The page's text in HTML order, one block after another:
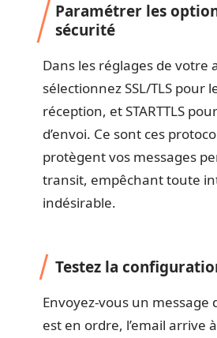
Paramétrer les
sécurité
Dans les réglages de votre
sélectionnez SSL/TLS pour
réception, et STARTTLS
d’envoi. Ce sont ces
protègent vos messages
transit, empêchant toute
indésirable.
Testez la
Envoyez-vous un message
est en ordre, l’email arrive